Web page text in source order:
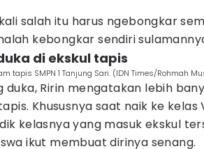
salah itu harus ngebongkar
kebongkar sendiri
di ekskul tapis
tapis SMPN 1 Tanjung Sari. (IDN Times/Rohmah
duka, Ririn mengatakan lebih
Khususnya saat naik ke kelas
kelasnya yang masuk ekskul
ikut membuat dirinya senang.